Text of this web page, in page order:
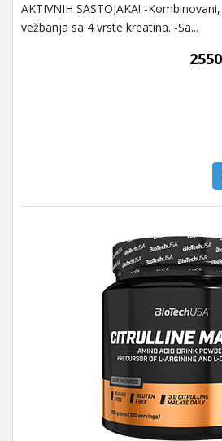
AKTIVNIH SASTOJAKA! -
vežbanja sa 4 vrste kreatina. -Sa...